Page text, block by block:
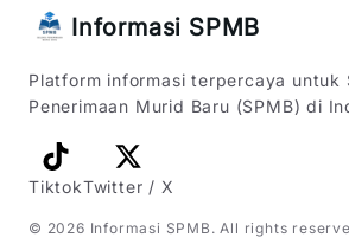
Informasi SPMB
Platform informasi terpercaya untuk
Penerimaan Murid Baru (SPMB) di
TiktokTwitter / X
© 2026 Informasi SPMB . All rights